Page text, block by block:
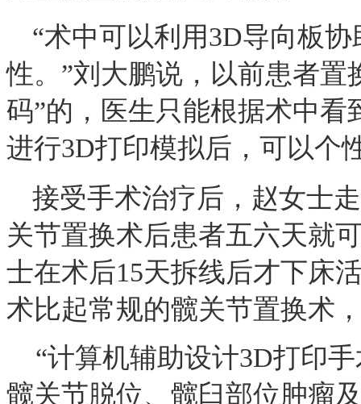
“术中可以利用3D导向板
性。”刘大鹏说，以前患者
码”的，医生只能根据术中
进行3D打印模拟后，可以个
接受手术治疗后，赵女士
关节置换术后患者五六天就
士在术后15天拆线后才下床
术比起常规的髋关节置换术
“计算机辅助设计3D打印
髋关节脱位、髋臼部位肿瘤